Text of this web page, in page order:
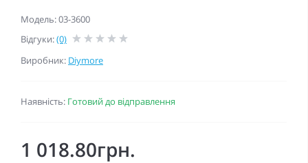
Модель: 03-3600
Відгуки:(0)
Виробник: Diymore
Наявність: Готовий до відправлення
1 018.80грн.